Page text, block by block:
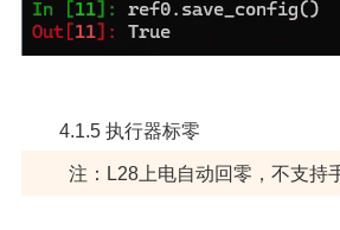
4.1.5 执行器标零
注：L28上电自动回零，不支持